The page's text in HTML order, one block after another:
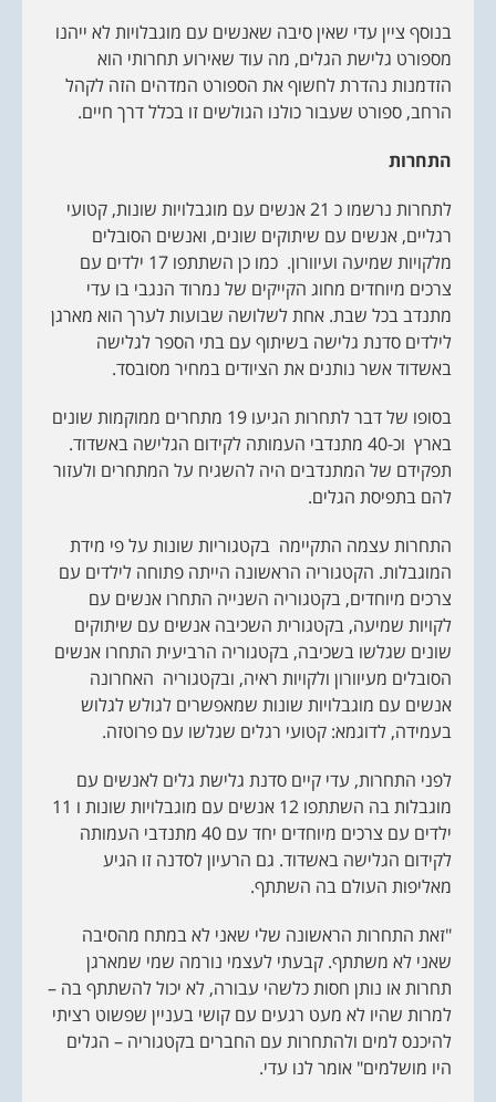
בנוסף ציין עדי שאין סיבה שאנשים עם מוגבלויות לא ייהנו
מספורט גלישת הגלים, מה עוד שאירוע תחרותי הוא
הזדמנות נהדרת לחשוף את הספורט המדהים הזה לקהל
הרחב, ספורט שעבור כולנו הגולשים זו בכלל דרך חיים.
התחרות
לתחרות נרשמו כ 21 אנשים עם מוגבלויות שונות, קטועי
רגליים, אנשים עם שיתוקים שונים, ואנשים הסובלים
מלקויות שמיעה ועיוורון. כמו כן השתתפו 17 ילדים עם
צרכים מיוחדים מחוג הקייקים של נמרוד הנגבי בו עדי
מתנדב בכל שבת. אחת לשלושה שבועות לערך הוא מארגן
לילדים סדנת גלישה בשיתוף עם בתי הספר לגלישה
באשדוד אשר נותנים את הציודים במחיר מסובסד.
בסופו של דבר לתחרות הגיעו 19 מתחרים ממוקמות שונים
בארץ וכ-40 מתנדבי העמותה לקידום הגלישה באשדוד.
תפקידם של המתנדבים היה להשגיח על המתחרים ולעזור
להם בתפיסת הגלים.
התחרות עצמה התקיימה בקטגוריות שונות על פי מידת
המוגבלות. הקטגוריה הראשונה הייתה פתוחה לילדים עם
צרכים מיוחדים, בקטגוריה השנייה התחרו אנשים עם
לקויות שמיעה, בקטגורית השכיבה אנשים עם שיתוקים
שונים שגלשו בשכיבה, בקטגוריה הרביעית התחרו אנשים
הסובלים מעיוורון ולקויות ראיה, ובקטגוריה האחרונה
אנשים עם מוגבלויות שונות שמאפשרים לגולש לגלוש
בעמידה, לדוגמא: קטועי רגלים שגלשו עם פרוטזה.
לפני התחרות, עדי קיים סדנת גלישת גלים לאנשים עם
מוגבלות בה השתתפו 12 אנשים עם מוגבלויות שונות ו 11
ילדים עם צרכים מיוחדים יחד עם 40 מתנדבי העמותה
לקידום הגלישה באשדוד. גם הרעיון לסדנה זו הגיע
מאליפות העולם בה השתתף.
"זאת התחרות הראשונה שלי שאני לא במתח מהסיבה
שאני לא משתתף. קבעתי לעצמי נורמה שמי שמארגן
תחרות או נותן חסות כלשהי עבורה, לא יכול להשתתף בה –
למרות שהיו לא מעט רגעים עם קושי בעניין שפשוט רציתי
להיכנס למים ולהתחרות עם החברים בקטגוריה – הגלים
היו מושלמים" אומר לנו עדי.